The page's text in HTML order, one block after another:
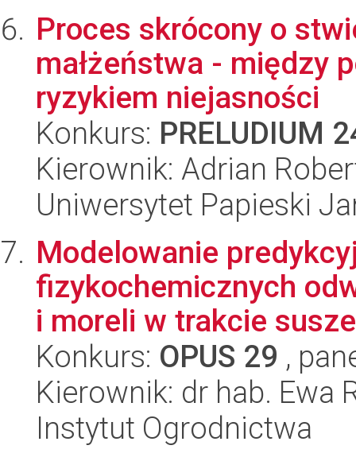
Proces skrócony o
małżeństwa - między
ryzykiem niejasności
Konkurs: PRELUDIUM
Kierownik: Adrian
Uniwersytet Papieski
Modelowanie
fizykochemicznych
i moreli w trakcie
Konkurs: OPUS 29 ,
Kierownik: dr hab. Ewa
Instytut Ogrodnictwa